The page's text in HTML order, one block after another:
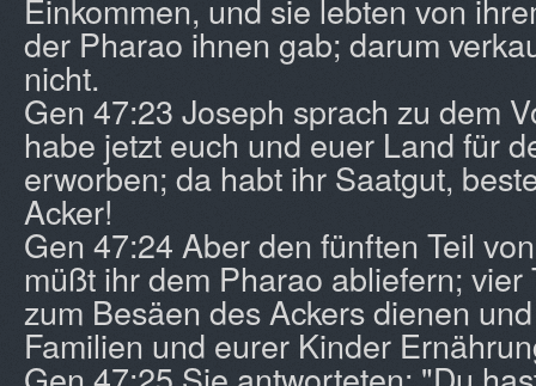
Einkommen, und sie lebten von
der Pharao ihnen gab; darum
nicht.
Gen 47:23 Joseph sprach zu dem
habe jetzt euch und euer Land für
erworben; da habt ihr Saatgut,
Acker!
Gen 47:24 Aber den fünften Teil
müßt ihr dem Pharao abliefern; vier
zum Besäen des Ackers dienen
Familien und eurer Kinder